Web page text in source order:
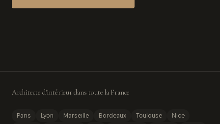
Architecte d'intérieur dans toute la France
Paris Lyon Marseille Bordeaux Toulouse
Nice